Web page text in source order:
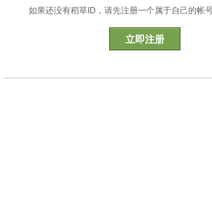
如果还没有稻草ID，请先注册一个属于自己的帐号
立即注册